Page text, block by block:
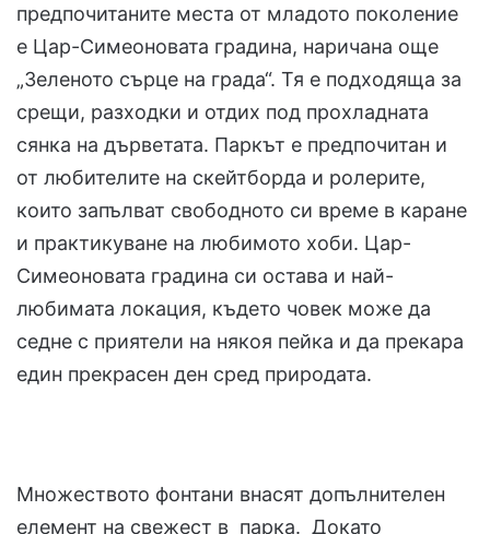
предпочитаните места от младото поколение
е Цар-Симеоновата градина, наричана още
„Зеленото сърце на града“. Тя е подходяща за
срещи, разходки и отдих под прохладната
сянка на дърветата. Паркът е предпочитан и
от любителите на скейтборда и ролерите,
които запълват свободното си време в каране
и практикуване на любимото хоби. Цар-
Симеоновата градина си остава и най-
любимата локация, където човек може да
седне с приятели на някоя пейка и да прекара
един прекрасен ден сред природата.
Множеството фонтани внасят допълнителен
елемент на свежест в парка. Докато